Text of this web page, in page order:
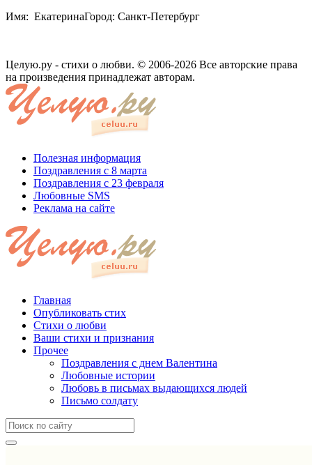
Имя: ЕкатеринаГород: Санкт-Петербург
Целую.ру - стихи о любви. © 2006-2026 Все авторские права
на произведения принадлежат авторам.
Полезная информация
Поздравления с 8 марта
Поздравления с 23 февраля
Любовные SMS
Реклама на сайте
Главная
Опубликовать стих
Стихи о любви
Ваши стихи и признания
Прочее
Поздравления с днем Валентина
Любовные истории
Любовь в письмах выдающихся людей
Письмо солдату